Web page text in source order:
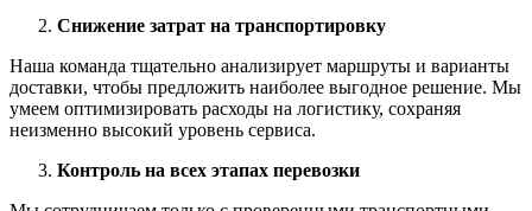
Снижение затрат на транспортировку
Наша команда тщательно анализирует маршруты и варианты
доставки, чтобы предложить наиболее выгодное решение. Мы
умеем оптимизировать расходы на логистику, сохраняя
неизменно высокий уровень сервиса.
Контроль на всех этапах перевозки